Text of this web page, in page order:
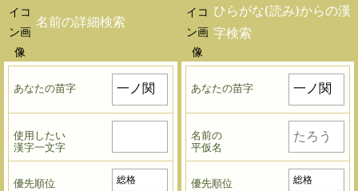
名前の詳細検索
あなたの苗字
使用したい
漢字一文字
優先順位
ひらがな(読み)からの漢
字検索
あなたの苗字
名前の
平仮名
優先順位